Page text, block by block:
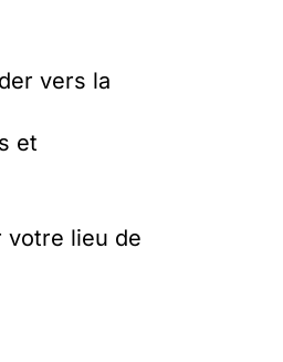
vers la
et
votre lieu de